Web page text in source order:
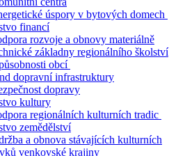
úspory v bytových domech
financí
rozvoje a obnovy materiálně
základny regionálního školství
obcí
dopravní infrastruktury
dopravy
kultury
regionálních kulturních tradic
zemědělství
a obnova stávajících kulturních
venkovské krajiny